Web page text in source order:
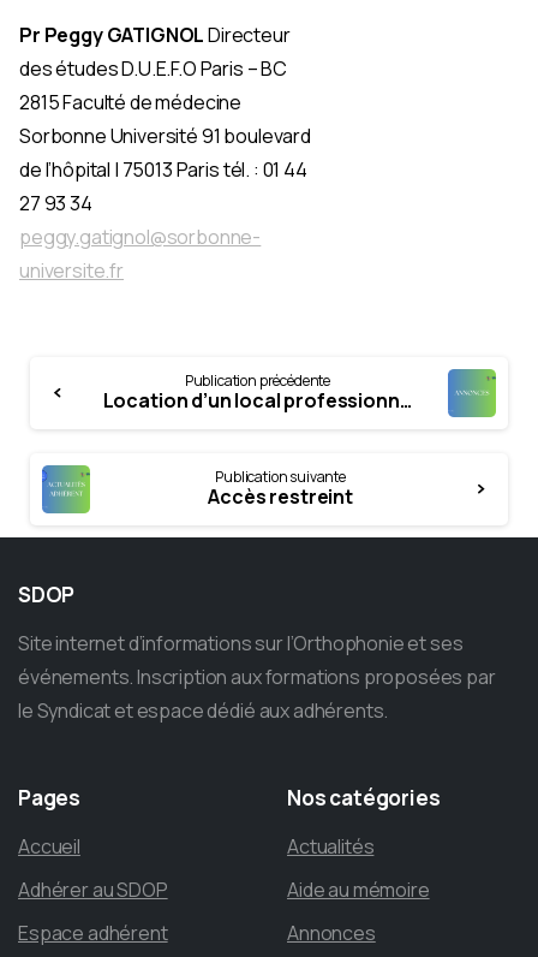
Pr Peggy GATIGNOLDirecteur
des études D.U.E.F.O Paris – BC
2815 Faculté de médecine
Sorbonne Université 91 boulevard
de l’hôpital | 75013 Paris tél. : 01 44
27 93 34
peggy.gatignol@sorbonne-
universite.fr
Reading
Publication précédente
Location d’un local professionnel à Aulnay-Sous-Bois (parution février 2023)
Publication suivante
Accès restreint
SDOP
Site internet d’informations sur l’Orthophonie et ses
événements. Inscription aux formations proposées par
le Syndicat et espace dédié aux adhérents.
Pages
Accueil
Adhérer au SDOP
Espace adhérent
Noscatégories
Actualités
Aide au mémoire
Annonces